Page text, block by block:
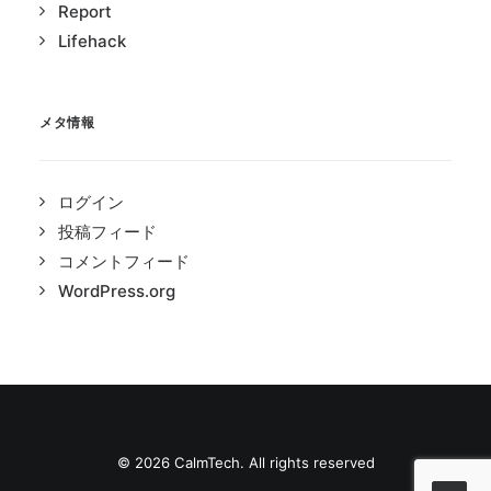
Report
Lifehack
メタ情報
ログイン
投稿フィード
コメントフィード
WordPress.org
© 2026 CalmTech. All rights reserved